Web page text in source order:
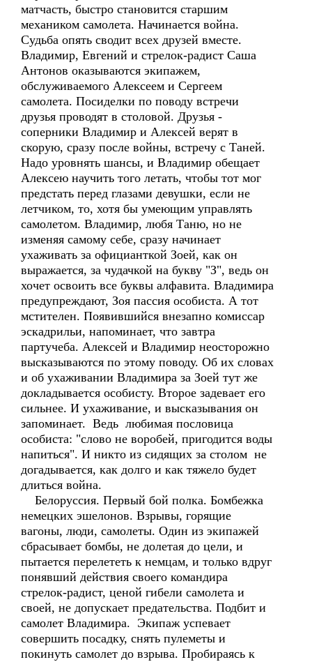
матчасть, быстро становится старшим
механиком самолета. Начинается война.
Судьба опять сводит всех друзей вместе.
Владимир, Евгений и стрелок-радист Саша
Антонов оказываются экипажем,
обслуживаемого Алексеем и Сергеем
самолета. Посиделки по поводу встречи
друзья проводят в столовой. Друзья -
соперники Владимир и Алексей верят в
скорую, сразу после войны, встречу с Таней.
Надо уровнять шансы, и Владимир обещает
Алексею научить того летать, чтобы тот мог
предстать перед глазами девушки, если не
летчиком, то, хотя бы умеющим управлять
самолетом. Владимир, любя Таню, но не
изменяя самому себе, сразу начинает
ухаживать за официанткой Зоей, как он
выражается, за чудачкой на букву "З", ведь он
хочет освоить все буквы алфавита. Владимира
предупреждают, Зоя пассия особиста. А тот
мстителен. Появившийся внезапно комиссар
эскадрильи, напоминает, что завтра
партучеба. Алексей и Владимир неосторожно
высказываются по этому поводу. Об их словах
и об ухаживании Владимира за Зоей тут же
докладывается особисту. Второе задевает его
сильнее. И ухаживание, и высказывания он
запоминает. Ведь любимая пословица
особиста: "слово не воробей, пригодится воды
напиться". И никто из сидящих за столом не
догадывается, как долго и как тяжело будет
длиться война.
Белоруссия. Первый бой полка. Бомбежка
немецких эшелонов. Взрывы, горящие
вагоны, люди, самолеты. Один из экипажей
сбрасывает бомбы, не долетая до цели, и
пытается перелететь к немцам, и только вдруг
понявший действия своего командира
стрелок-радист, ценой гибели самолета и
своей, не допускает предательства. Подбит и
самолет Владимира. Экипаж успевает
совершить посадку, снять пулеметы и
покинуть самолет до взрыва. Пробираясь к